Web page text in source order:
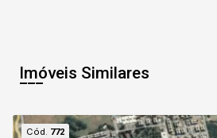
Imóveis Similares
Cód. 772